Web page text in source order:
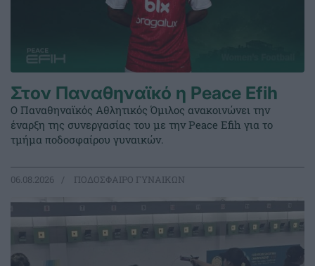
Στον Παναθηναϊκό η Peace Efih
Ο Παναθηναϊκός Αθλητικός Όμιλος ανακοινώνει την
έναρξη της συνεργασίας του με την Peace Efih για το
τμήμα ποδοσφαίρου γυναικών.
06.08.2026 ΠΟΔΟΣΦΑΙΡΟ ΓΥΝΑΙΚΩΝ